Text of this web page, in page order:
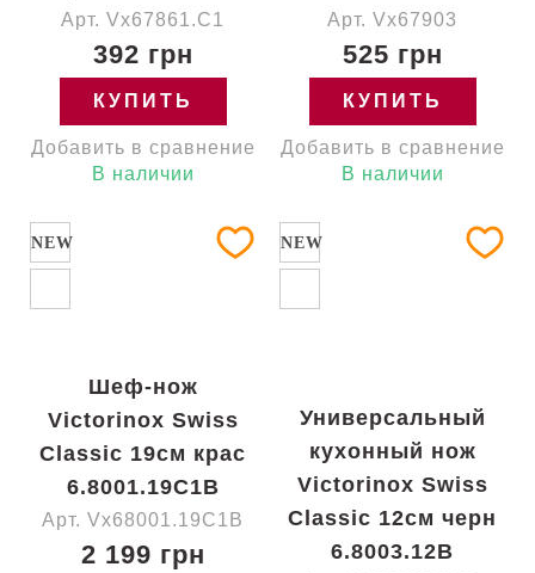
Арт. Vx67861.C1
392 грн
КУПИТЬ
Добавить в сравнение
В наличии
Арт. Vx67903
525 грн
КУПИТЬ
Добавить в сравнение
В наличии
NEW
Шеф-нож
Victorinox Swiss
Classic 19см крас
6.8001.19C1B
Арт. Vx68001.19C1B
2 199 грн
NEW
Универсальный
кухонный нож
Victorinox Swiss
Classic 12см черн
6.8003.12B